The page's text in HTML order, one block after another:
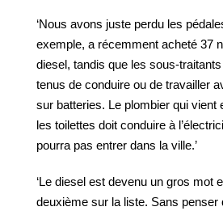
‘Nous avons juste perdu les
exemple, a récemment acheté 37
diesel, tandis que les sous-
tenus de conduire ou de travailler
sur batteries. Le plombier qui vient
les toilettes doit conduire à
pourra pas entrer dans la ville.’
‘Le diesel est devenu un gros mot
deuxième sur la liste. Sans penser